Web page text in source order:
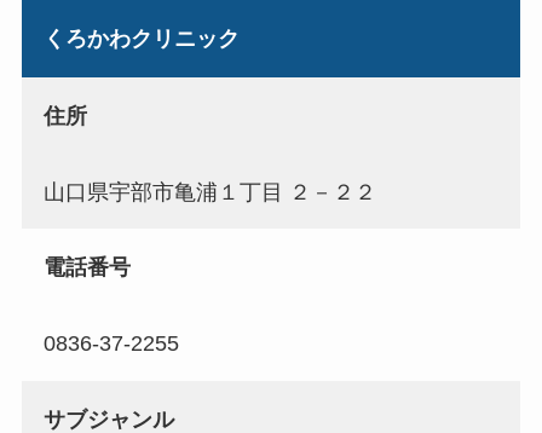
くろかわクリニック
住所
山口県宇部市亀浦１丁目 ２－２２
電話番号
0836-37-2255
サブジャンル